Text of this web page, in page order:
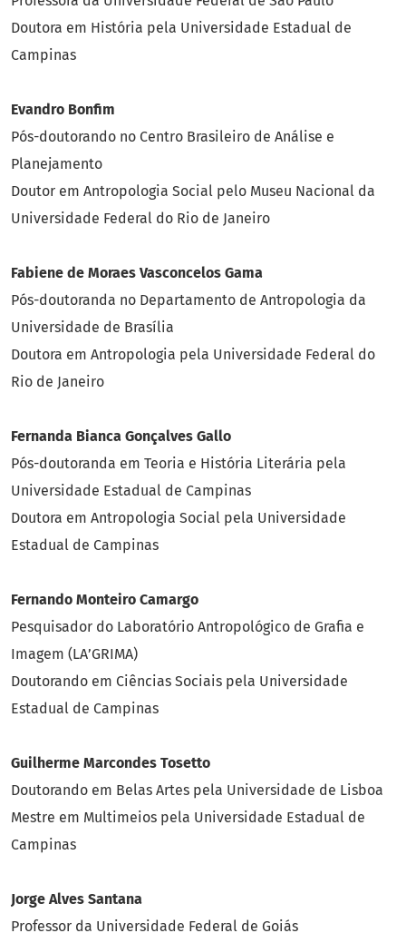
Doutora em História pela Universidade Estadual de
Campinas
Evandro Bonfim
Pós-doutorando no Centro Brasileiro de Análise e
Planejamento
Doutor em Antropologia Social pelo Museu Nacional da
Universidade Federal do Rio de Janeiro
Fabiene de Moraes Vasconcelos Gama
Pós-doutoranda no Departamento de Antropologia da
Universidade de Brasília
Doutora em Antropologia pela Universidade Federal do
Rio de Janeiro
Fernanda Bianca Gonçalves Gallo
Pós-doutoranda em Teoria e História Literária pela
Universidade Estadual de Campinas
Doutora em Antropologia Social pela Universidade
Estadual de Campinas
Fernando Monteiro Camargo
Pesquisador do Laboratório Antropológico de Grafia e
Imagem (LA’GRIMA)
Doutorando em Ciências Sociais pela Universidade
Estadual de Campinas
Guilherme Marcondes Tosetto
Doutorando em Belas Artes pela Universidade de Lisboa
Mestre em Multimeios pela Universidade Estadual de
Campinas
Jorge Alves Santana
Professor da Universidade Federal de Goiás